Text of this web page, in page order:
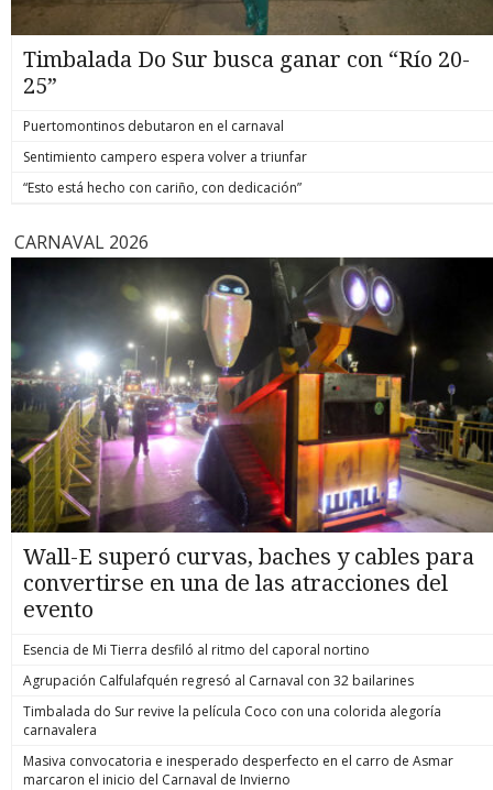
Timbalada Do Sur busca ganar con “Río 20-
25”
Puertomontinos debutaron en el carnaval
Sentimiento campero espera volver a triunfar
“Esto está hecho con cariño, con dedicación”
CARNAVAL 2026
Wall-E superó curvas, baches y cables para
convertirse en una de las atracciones del
evento
Esencia de Mi Tierra desfiló al ritmo del caporal nortino
Agrupación Calfulafquén regresó al Carnaval con 32 bailarines
Timbalada do Sur revive la película Coco con una colorida alegoría
carnavalera
Masiva convocatoria e inesperado desperfecto en el carro de Asmar
marcaron el inicio del Carnaval de Invierno